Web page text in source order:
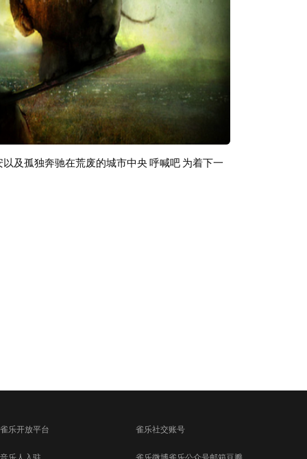
及孤独奔驰在荒废的城市中央 呼喊吧 为着下一
雀乐开放平台 雀乐社交账号